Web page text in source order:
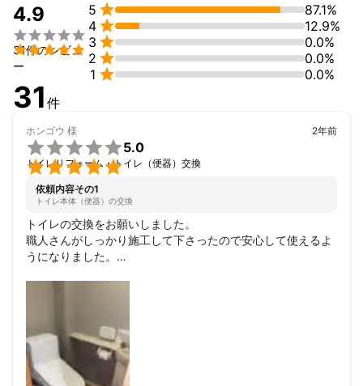
4.9


31件のレビュ
ー
5 
87.1%
4 
12.9%
3 
0.0%
2 
0.0%
1  0.0%
31 件
ホンゴウ 様


5.0
トイレリフォーム・トイレ（便器）交換
2年前
依頼内容その1
トイレ本体（便器）の交換
トイレの交換をお願いしました。
職人さんがしっかり施工して下さったので安心して使えるよ
うになりました。